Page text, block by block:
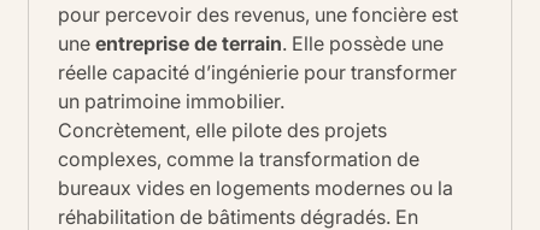
pour percevoir des revenus, une foncière est
une entreprise de terrain. Elle possède une
réelle capacité d’ingénierie pour transformer
un patrimoine immobilier.
Concrètement, elle pilote des projets
complexes, comme la transformation de
bureaux vides en logements modernes ou la
réhabilitation de bâtiments dégradés. En